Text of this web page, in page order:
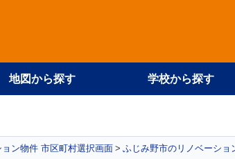
地図から探す 学校から探す
ョン物件 市区町村選択画面 ふじみ野市のリノベーショ